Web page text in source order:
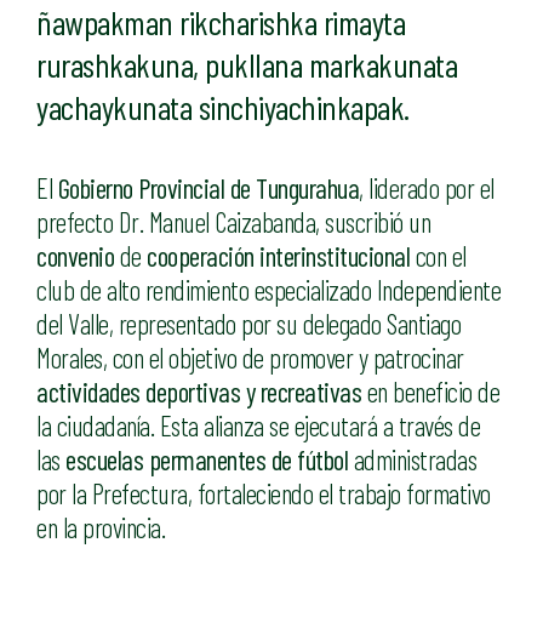
ñawpakman rikcharishka rimayta
rurashkakuna, pukllana markakunata
yachaykunata sinchiyachinkapak.
El Gobierno Provincial de Tungurahua, liderado por el
prefecto Dr. Manuel Caizabanda, suscribió un
conveniode cooperación interinstitucionalcon el
club de alto rendimiento especializado Independiente
del Valle, representado por su delegado Santiago
Morales, con el objetivo de promover y patrocinar
actividades deportivas y recreativasen beneficio de
la ciudadanía. Esta alianza se ejecutará a través de
las escuelas permanentes de fútboladministradas
por la Prefectura, fortaleciendo el trabajo formativo
en la provincia.